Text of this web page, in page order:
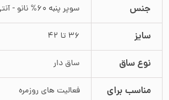
جنس سوپر پنبه 60% نانو - آنتی باکتریال
سایز 36 تا 42
نوع ساق ساق دار
مناسب برای فعالیت های روزمره